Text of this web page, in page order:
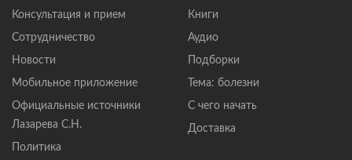
Консультация и прием
Сотрудничество
Новости
Мобильное приложение
Официальные источники
Лазарева С.Н.
Политика
Книги
Аудио
Подборки
Тема: болезни
С чего начать
Доставка